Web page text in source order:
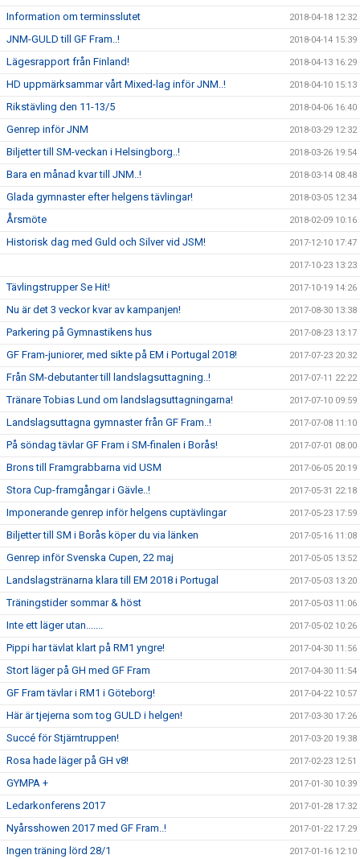
Information om terminsslutet 2018-04-18 12:32
JNM-GULD till GF Fram..! 2018-04-14 15:39
Lägesrapport från Finland! 2018-04-13 16:29
HD uppmärksammar vårt Mixed-lag inför JNM..! 2018-04-10 15:13
Rikstävling den 11-13/5 2018-04-06 16:40
Genrep inför JNM 2018-03-29 12:32
Biljetter till SM-veckan i Helsingborg..! 2018-03-26 19:54
Bara en månad kvar till JNM..! 2018-03-14 08:48
Glada gymnaster efter helgens tävlingar! 2018-03-05 12:34
Årsmöte 2018-02-09 10:16
Historisk dag med Guld och Silver vid JSM! 2017-12-10 17:47
2017-10-23 13:23
Tävlingstrupper Se Hit! 2017-10-19 14:26
Nu är det 3 veckor kvar av kampanjen! 2017-08-30 13:38
Parkering på Gymnastikens hus 2017-08-23 13:17
GF Fram-juniorer, med sikte på EM i Portugal 2018! 2017-07-23 20:32
Från SM-debutanter till landslagsuttagning..! 2017-07-11 22:22
Tränare Tobias Lund om landslagsuttagningarna! 2017-07-10 09:59
Landslagsuttagna gymnaster från GF Fram..! 2017-07-08 11:10
På söndag tävlar GF Fram i SM-finalen i Borås! 2017-07-01 08:00
Brons till Framgrabbarna vid USM 2017-06-05 20:19
Stora Cup-framgångar i Gävle..! 2017-05-31 22:18
Imponerande genrep inför helgens cuptävlingar 2017-05-23 17:59
Biljetter till SM i Borås köper du via länken 2017-05-16 11:08
Genrep inför Svenska Cupen, 22 maj 2017-05-05 13:52
Landslagstränarna klara till EM 2018 i Portugal 2017-05-03 13:20
Träningstider sommar & höst 2017-05-03 11:06
Inte ett läger utan....... 2017-05-02 10:26
Pippi har tävlat klart på RM1 yngre! 2017-04-30 11:56
Stort läger på GH med GF Fram 2017-04-30 11:54
GF Fram tävlar i RM1 i Göteborg! 2017-04-22 10:57
Här är tjejerna som tog GULD i helgen! 2017-03-30 17:26
Succé för Stjärntruppen! 2017-03-20 19:38
Rosa hade läger på GH v8! 2017-02-23 12:51
GYMPA + 2017-01-30 10:39
Ledarkonferens 2017 2017-01-28 17:32
Nyårsshowen 2017 med GF Fram..! 2017-01-22 17:29
Ingen träning lörd 28/1 2017-01-16 12:10